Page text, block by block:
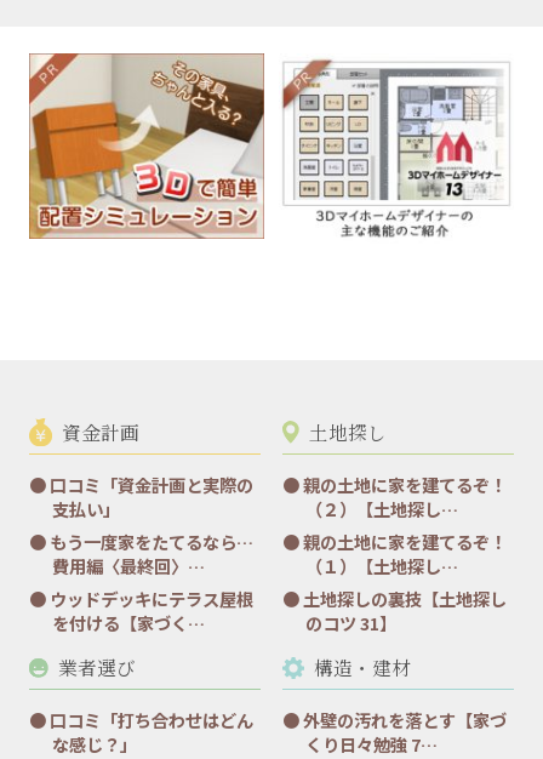
資金計画
口コミ「資金計画と実際の
支払い」
もう一度家をたてるなら…
費用編〈最終回〉…
ウッドデッキにテラス屋根
を付ける【家づく…
土地探し
親の土地に家を建てるぞ！
（２）【土地探し…
親の土地に家を建てるぞ！
（１）【土地探し…
土地探しの裏技【土地探し
のコツ 31】
業者選び
口コミ「打ち合わせはどん
な感じ？」
構造・建材
外壁の汚れを落とす【家づ
くり日々勉強 7…